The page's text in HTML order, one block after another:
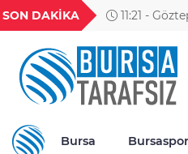
SON DAKİKA 11:21 -
18,1988
TND
16,2478
Bursa Bursaspor